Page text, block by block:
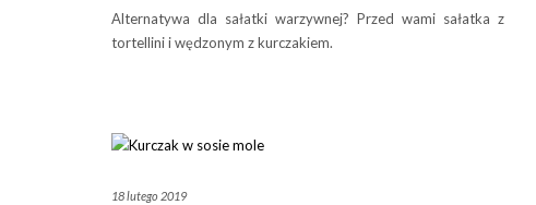
Alternatywa dla sałatki warzywnej? Przed wami sałatka z
tortellini i wędzonym z kurczakiem.
18 lutego 2019